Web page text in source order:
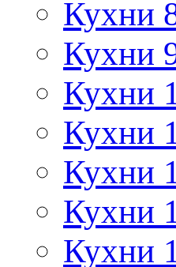
Кухни
Кухни
Кухни
Кухни
Кухни
Кухни
Кухни